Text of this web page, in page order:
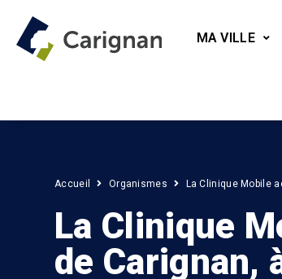
MA VILLE
Accueil Organismes La Clinique Mobile
La Clinique
de Carignan,